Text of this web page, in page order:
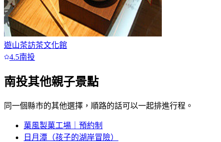
遊山茶訪茶文化館
4.5南投
南投其他親子景點
同一個縣市的其他選擇，順路的話可以一起排進行程。
菓風製菓工場｜預約制
日月潭（孩子的湖岸冒險）